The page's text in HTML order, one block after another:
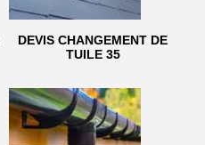
DEVIS CHANGEMENT DE
TUILE 35